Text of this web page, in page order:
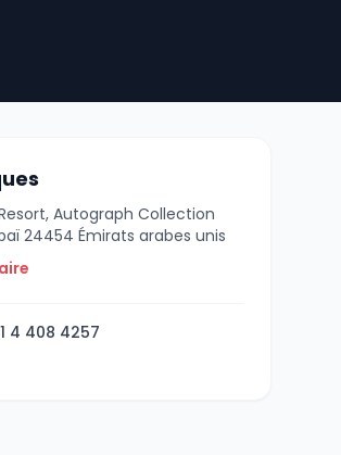
Autograph Collection
24454 Émirats arabes unis
4 408 4257